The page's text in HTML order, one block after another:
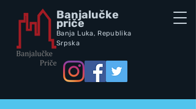
Banjalučke
priče
Banja Luka, Republika
Srpska